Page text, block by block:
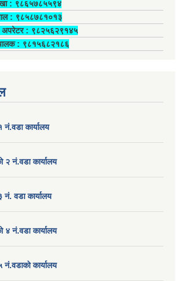
: ९८६५७८५५९४
‍: ९८५८७८१०१३
अपरेटर ‍: ९८२५६२९१४५
‍: ९८१५६८२१८६
नं.वडा कार्यालय
२ नं.वडा कार्यालय
नं. वडा कार्यालय
४ नं.वडा कार्यालय
नं.वडाको कार्यालय